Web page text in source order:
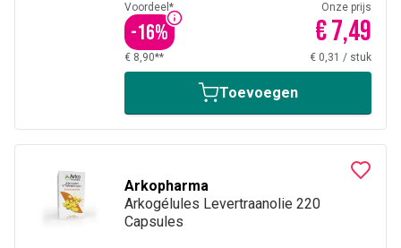
Voordeel*
-16%
Onze prijs
€ 7,49
€ 8,90** € 0,31 / stuk
Toevoegen
Arkopharma
Arkogélules Levertraanolie 220
Capsules